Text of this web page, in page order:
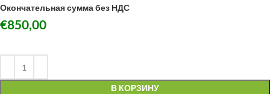
Окончательная сумма без НДС
€850,00
В КОРЗИНУ